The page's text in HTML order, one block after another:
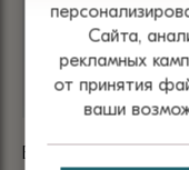
БРЮКИ БЕЛЫЕ
Сайта,
рекламных
от принятия
ваши